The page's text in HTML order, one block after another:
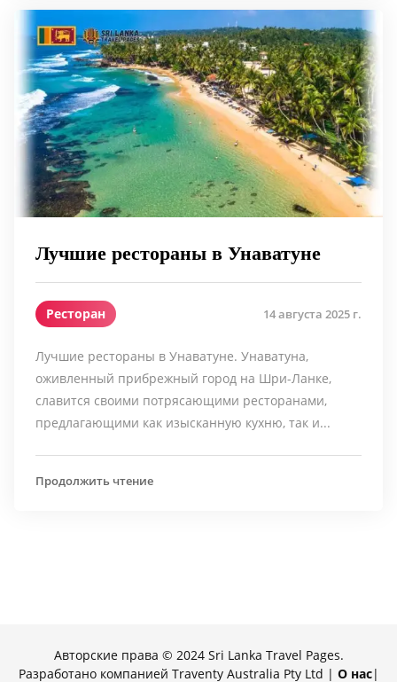
Лучшие рестораны в Унаватуне
Ресторан 14 августа 2025 г.
Лучшие рестораны в Унаватуне. Унаватуна,
оживленный прибрежный город на Шри-Ланке,
славится своими потрясающими ресторанами,
предлагающими как изысканную кухню, так и...
Продолжить чтение
Авторские права © 2024 Sri Lanka Travel Pages.
Разработано компанией Traventy Australia Pty Ltd | О нас|